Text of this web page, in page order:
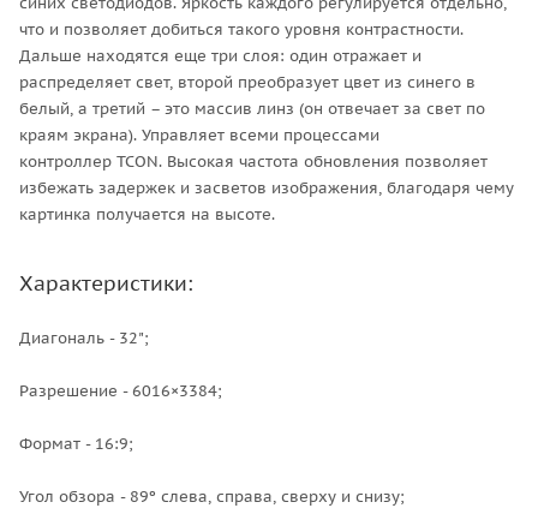
что и позволяет добиться такого уровня контрастности.
Дальше находятся еще три слоя: один отражает и
распределяет свет, второй преобразует цвет из синего в
белый, а третий – это массив линз (он отвечает за свет по
краям экрана). Управляет всеми процессами
контроллер TCON. Высокая частота обновления позволяет
избежать задержек и засветов изображения, благодаря чему
картинка получается на высоте.
Характеристики:
Диагональ - 32";
Разрешение - 6016×3384;
Формат - 16:9;
Угол обзора - 89º слева, справа, сверху и снизу;